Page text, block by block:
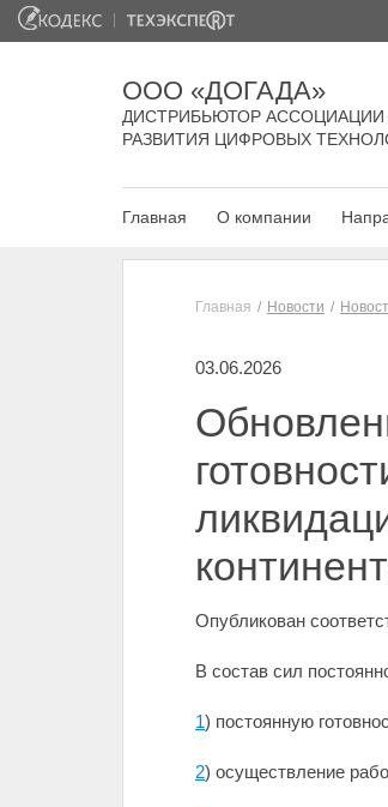
ООО «ДОГАДА»
ДИСТРИБЬЮТОР
РАЗВИТИЯ ЦИФРОВЫХ
Главная О компании
Главная Новости
03.06.2026
Опубликован
В состав сил
1) постоянную
2) осуществление